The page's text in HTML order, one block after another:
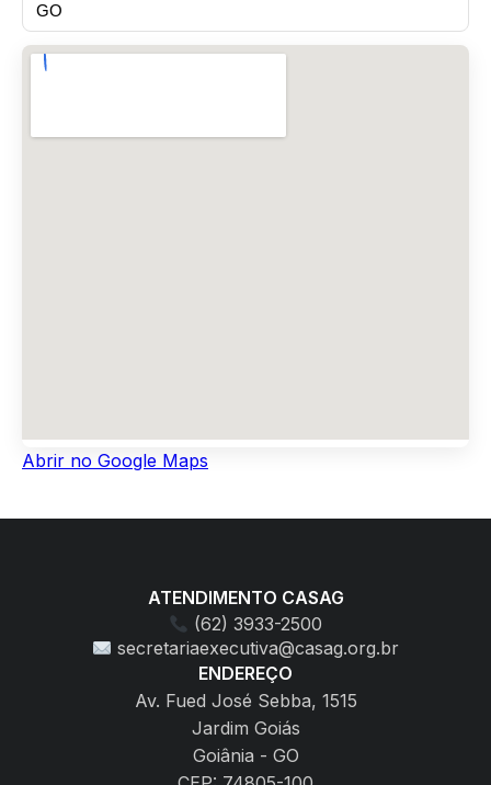
GO
Abrir no Google Maps
ATENDIMENTO CASAG
(62) 3933-2500
secretariaexecutiva@casag.org.br
ENDEREÇO
Av. Fued José Sebba, 1515
Jardim Goiás
Goiânia - GO